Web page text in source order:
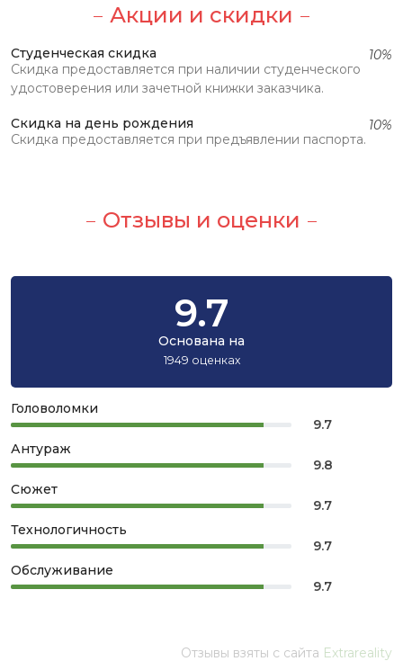
Акции и скидки
10%
Студенческая скидка
Скидка предоставляется при наличии студенческого
удостоверения или зачетной книжки заказчика.
10%
Скидка на день рождения
Скидка предоставляется при предъявлении паспорта.
Отзывы и оценки
9.7
Основана на
1949 оценках
Головоломки
9.7
Антураж
9.8
Сюжет
9.7
Технологичность
9.7
Обслуживание
9.7
Отзывы взяты с сайта Extrareality